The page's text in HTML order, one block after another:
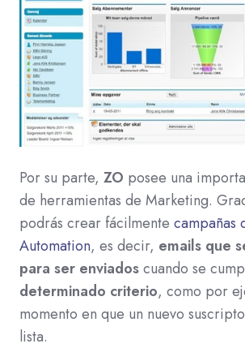
Por su parte, ZO posee una
de herramientas de Marketing.
podrás crear fácilmente campañas
Automation, es decir, emails que
para ser enviadoscuando se
determinado criterio, como por
momento en que un nuevo
lista.